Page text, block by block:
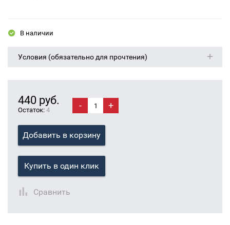
В наличии
Условия (обязательно для прочтения)
440 руб.
Остаток: 4 - +
Добавить в корзину
Купить в один клик
Сравнить